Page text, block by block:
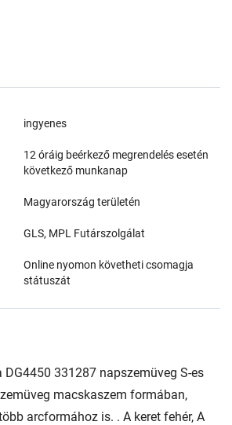
ingyenes
12 óráig beérkező megrendelés esetén
következő munkanap
Magyarország területén
GLS, MPL Futárszolgálat
Online nyomon követheti csomagja
státuszát
DG4450 331287 napszemüveg S-es
macskaszem formában,
arcformához is. . A keret fehér, A